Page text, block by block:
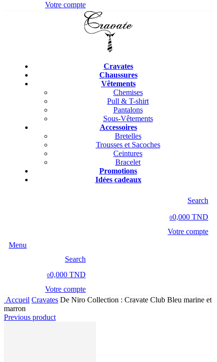
Votre compte
Cravates
Chaussures
Vêtements
Chemises
Pull & T-shirt
Pantalons
Sous-Vêtements
Accessoires
Bretelles
Trousses et Sacoches
Ceintures
Bracelet
Promotions
Idées cadeaux
Search
00,000 TND
Votre compte
Menu
Search
00,000 TND
Votre compte
Accueil Cravates De Niro Collection : Cravate Club Bleu marine et
marron
Previous product